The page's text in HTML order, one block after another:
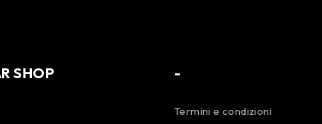
SHOP -
Termini e condizioni